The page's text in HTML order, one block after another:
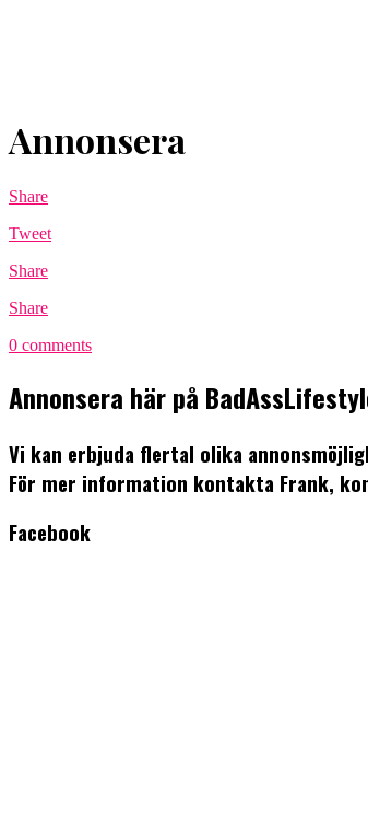
Annonsera
Share
Tweet
Share
Share
0 comments
Annonsera här på
Vi kan erbjuda flertal olika
För mer information kontakta Frank,
Facebook